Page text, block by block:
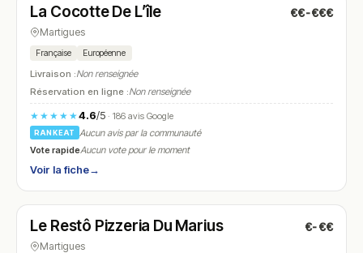
N° 26
La Cocotte De L’île €€-€€€
Martigues
Française Européenne
Livraison :Non renseignée
Réservation en ligne :Non renseignée
★★★★★4.6/5· 186 avis Google
RANKEAT
Aucun avis par la communauté
Vote rapideAucun vote pour le moment
Voir la fiche→
N° 27
Le Restô Pizzeria Du Marius €-€€
Martigues